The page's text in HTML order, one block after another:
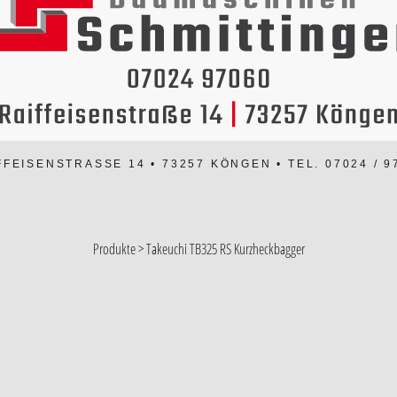
14 • 73257 KÖNGEN • TEL. 07024 /
Produkte>Takeuchi TB325 RS Kurzheckbagger